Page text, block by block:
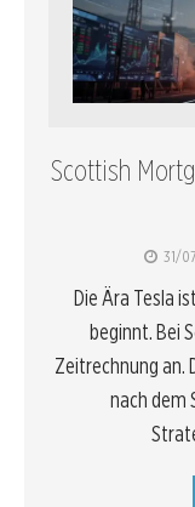
Scottish
31/
Die Ära Tesla
beginnt. Bei
Zeitrechnung an.
nach dem